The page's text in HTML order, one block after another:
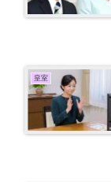
皇室